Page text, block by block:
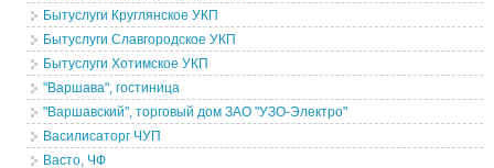
Бытуслуги Круглянское УКП
Бытуслуги Славгородское УКП
Бытуслуги Хотимское УКП
"Варшава", гостиница
"Варшавский", торговый дом ЗАО "УЗО-Электро"
Василисаторг ЧУП
Васто, ЧФ